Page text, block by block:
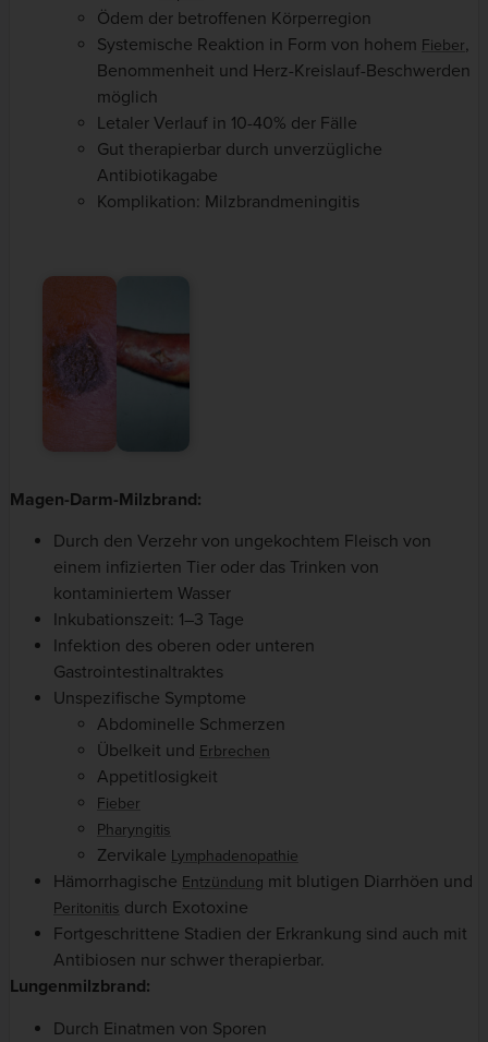
Ödem der betroffenen Körperregion
Systemische Reaktion in Form von hohem Fieber,
Benommenheit und Herz-Kreislauf-Beschwerden
möglich
Letaler Verlauf in 10-40% der Fälle
Gut therapierbar durch unverzügliche
Antibiotikagabe
Komplikation: Milzbrandmeningitis
Magen-Darm-Milzbrand:
Durch den Verzehr von ungekochtem Fleisch von
einem infizierten Tier oder das Trinken von
kontaminiertem Wasser
Inkubationszeit: 1–3 Tage
Infektion des oberen oder unteren
Gastrointestinaltraktes
Unspezifische Symptome
Abdominelle Schmerzen
Übelkeit und Erbrechen
Appetitlosigkeit
Fieber
Pharyngitis
Zervikale Lymphadenopathie
Hämorrhagische Entzündung mit blutigen Diarrhöen und
Peritonitis durch Exotoxine
Fortgeschrittene Stadien der Erkrankung sind auch mit
Antibiosen nur schwer therapierbar.
Lungenmilzbrand:
Durch Einatmen von Sporen